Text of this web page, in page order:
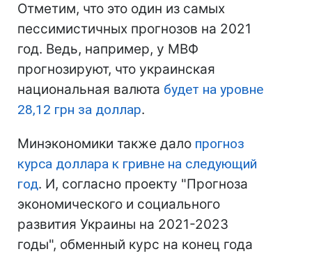
Отметим, что это один из самых
пессимистичных прогнозов на 2021
год. Ведь, например, у МВФ
прогнозируют, что украинская
национальная валюта будет на уровне
28,12 грн за доллар.
Минэкономики также дало прогноз
курса доллара к гривне на следующий
год. И, согласно проекту "Прогноза
экономического и социального
развития Украины на 2021-2023
годы", обменный курс на конец года